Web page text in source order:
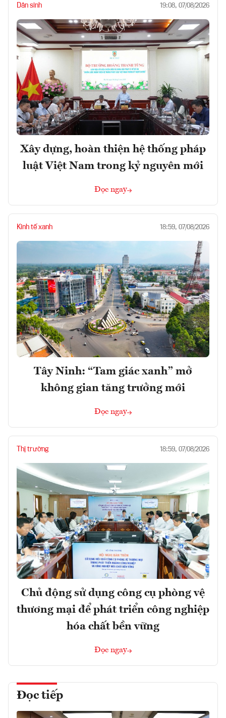
Dân sinh 19:08, 07/08/2026
Xây dựng, hoàn thiện hệ thống pháp
luật Việt Nam trong kỷ nguyên mới
Đọc ngay
Kinh tế xanh 18:59, 07/08/2026
Tây Ninh: “Tam giác xanh” mở
không gian tăng trưởng mới
Đọc ngay
Thị trường 18:59, 07/08/2026
Chủ động sử dụng công cụ phòng vệ
thương mại để phát triển công nghiệp
hóa chất bền vững
Đọc ngay
Đọc tiếp